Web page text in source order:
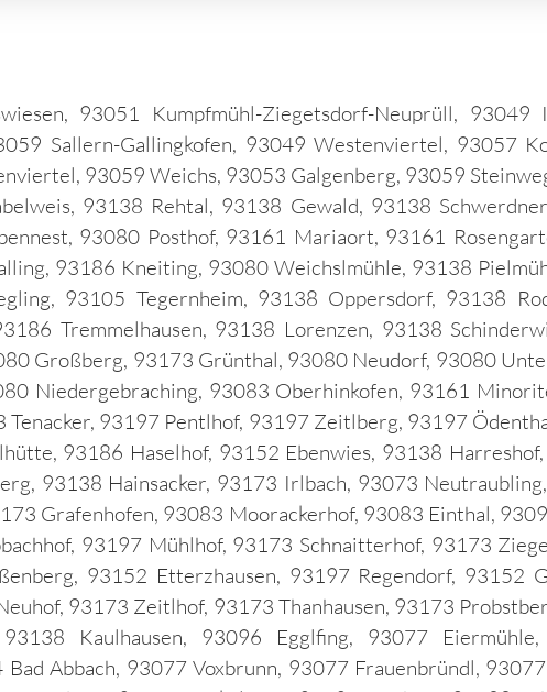
93051 Kumpfmühl-Ziegetsdorf-Neuprüll,
Sallern-Gallingkofen, 93049 Westenviertel, 93057
93059 Weichs, 93053 Galgenberg, 93059
93138 Rehtal, 93138 Gewald, 93138
93080 Posthof, 93161 Mariaort, 93161
93186 Kneiting, 93080 Weichslmühle, 93138
93105 Tegernheim, 93138 Oppersdorf, 93138
Tremmelhausen, 93138 Lorenzen, 93138
Großberg, 93173 Grünthal, 93080 Neudorf, 93080
Niedergebraching, 93083 Oberhinkofen, 93161
93197 Pentlhof, 93197 Zeitlberg, 93197
93186 Haselhof, 93152 Ebenwies, 93138
93138 Hainsacker, 93173 Irlbach, 93073
Grafenhofen, 93083 Moorackerhof, 93083 Einthal,
93197 Mühlhof, 93173 Schnaitterhof, 93173
93152 Etterzhausen, 93197 Regendorf, 93152
93173 Zeitlhof, 93173 Thanhausen, 93173
Kaulhausen, 93096 Egglfing, 93077
Abbach, 93077 Voxbrunn, 93077 Frauenbründl,